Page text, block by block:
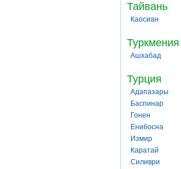
Тайвань
Каосиан
Туркмения
Ашхабад
Турция
Адапазары
Баспинар
Гонен
Енибосна
Измир
Каратай
Силиври